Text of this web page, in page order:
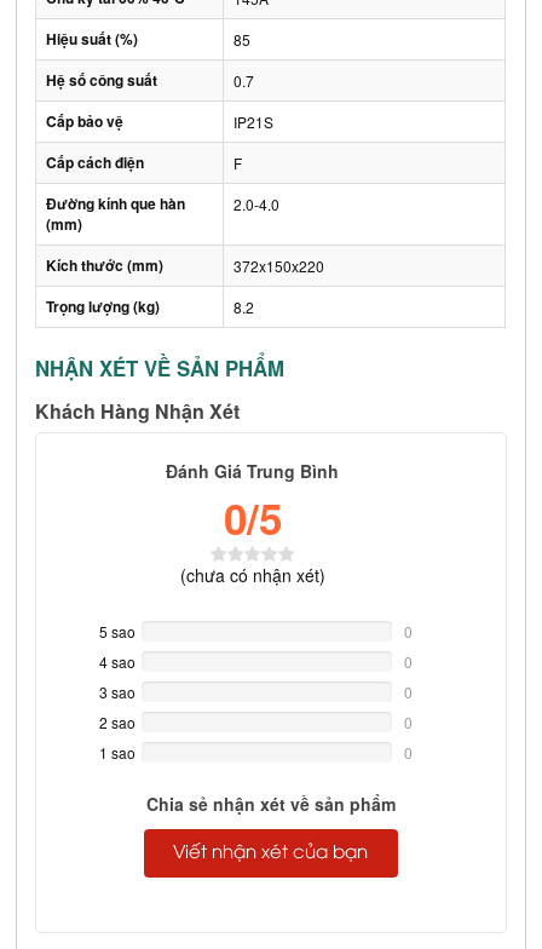
Hiệu suất (%) 85
Hệ số công suất 0.7
Cấp bảo vệ IP21S
Cấp cách điện F
Đường kính que hàn
(mm)
2.0-4.0
Kích thước (mm) 372x150x220
Trọng lượng (kg) 8.2
NHẬN XÉT VỀ SẢN PHẨM
Khách Hàng Nhận Xét
Đánh Giá Trung Bình
0/5
(chưa có nhận xét)
5 sao
Complete
0
4 sao
Complete
0
3 sao
Complete
0
2 sao
Complete
0
1 sao
0
Chia sẻ nhận xét về sản phẩm
Viết nhận xét của bạn